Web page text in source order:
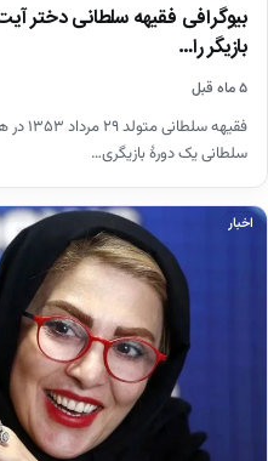
بیوگرافی فقیهه سلطانی دختر
بازیگر را…
۵ ماه قبل
فقیهه
سلطانی یک دورهٔ بازیگری…
اخبار